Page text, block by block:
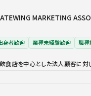
MARKETING
身者歓迎 業種未経験歓迎 職種
食店を中心とした法人顧客に